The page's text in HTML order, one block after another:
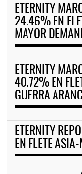
ETERNITY
24.46% EN
MAYOR
ETERNITY
40.72% EN
GUERRA
ETERNITY
EN FLETE